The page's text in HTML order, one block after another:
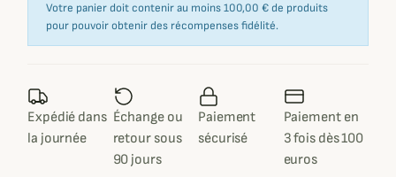
Votre panier doit contenir au moins 100,00 € de produits
pour pouvoir obtenir des récompenses fidélité.
Expédié dans
la journée
Échange ou
retour sous
90 jours
Paiement
sécurisé
Paiement en
3 fois dès 100
euros